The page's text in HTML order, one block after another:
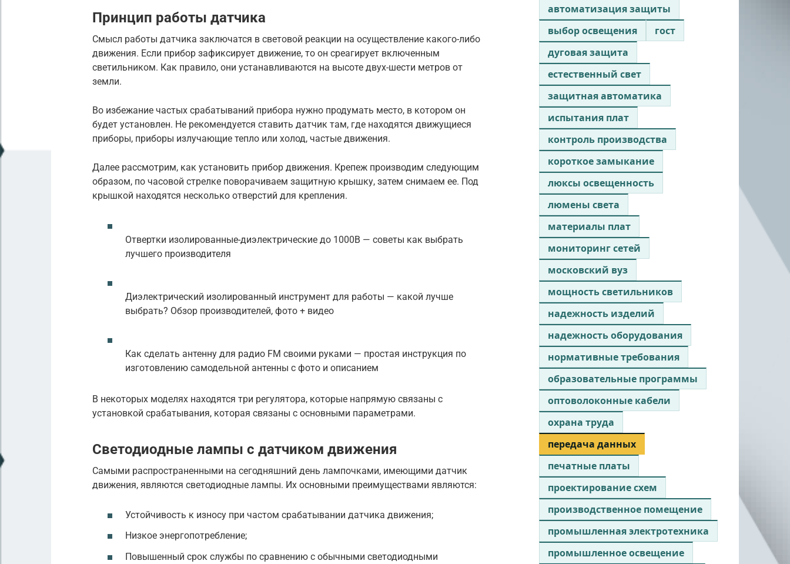
Принцип работы датчика
Смысл работы датчика заключатся в световой реакции на осуществление какого-либо
движения. Если прибор зафиксирует движение, то он среагирует включенным
светильником. Как правило, они устанавливаются на высоте двух-шести метров от
земли.
Во избежание частых срабатываний прибора нужно продумать место, в котором он
будет установлен. Не рекомендуется ставить датчик там, где находятся движущиеся
приборы, приборы излучающие тепло или холод, частые движения.
Далее рассмотрим, как установить прибор движения. Крепеж производим следующим
образом, по часовой стрелке поворачиваем защитную крышку, затем снимаем ее. Под
крышкой находятся несколько отверстий для крепления.
Отвертки изолированные-диэлектрические до 1000В — советы как выбрать
лучшего производителя
Диэлектрический изолированный инструмент для работы — какой лучше
выбрать? Обзор производителей, фото + видео
Как сделать антенну для радио FM своими руками — простая инструкция по
изготовлению самодельной антенны с фото и описанием
В некоторых моделях находятся три регулятора, которые напрямую связаны с
установкой срабатывания, которая связаны с основными параметрами.
Светодиодные лампы с датчиком движения
Самыми распространенными на сегодняшний день лампочками, имеющими датчик
движения, являются светодиодные лампы. Их основными преимуществами являются:
Устойчивость к износу при частом срабатывании датчика движения;
Низкое энергопотребление;
Повышенный срок службы по сравнению с обычными светодиодными
автоматизация защиты
выбор освещения
гост
дуговая защита
естественный свет
защитная автоматика
испытания плат
контроль производства
короткое замыкание
люксы освещенность
люмены света
материалы плат
мониторинг сетей
московский вуз
мощность светильников
надежность изделий
надежность оборудования
нормативные требования
образовательные программы
оптоволоконные кабели
охрана труда
передача данных
печатные платы
проектирование схем
производственное помещение
промышленная электротехника
промышленное освещение